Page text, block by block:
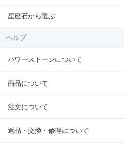
星座石から選ぶ
ヘルプ
パワーストーンについて
商品について
注文について
返品・交換・修理について